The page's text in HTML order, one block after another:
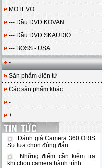
MOTEVO
--- Đầu DVD KOVAN
--- Đầu DVD SKAUDIO
--- BOSS - USA
-
Sản phẩm điện tử
Các sản phẩm khác
-
+
Đánh giá Camera 360 ORIS
Sự lựa chọn đúng đắn
Những điểm cần kiểm tra
khi chọn camera hành trình